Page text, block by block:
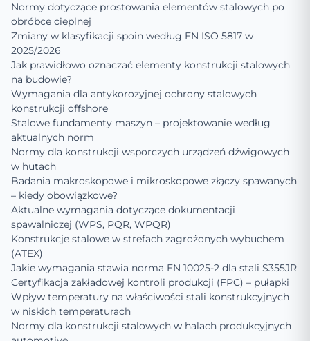
Normy dotyczące prostowania elementów stalowych po
obróbce cieplnej
Zmiany w klasyfikacji spoin według EN ISO 5817 w
2025/2026
Jak prawidłowo oznaczać elementy konstrukcji stalowych
na budowie?
Wymagania dla antykorozyjnej ochrony stalowych
konstrukcji offshore
Stalowe fundamenty maszyn – projektowanie według
aktualnych norm
Normy dla konstrukcji wsporczych urządzeń dźwigowych
w hutach
Badania makroskopowe i mikroskopowe złączy spawanych
– kiedy obowiązkowe?
Aktualne wymagania dotyczące dokumentacji
spawalniczej (WPS, PQR, WPQR)
Konstrukcje stalowe w strefach zagrożonych wybuchem
(ATEX)
Jakie wymagania stawia norma EN 10025-2 dla stali S355JR
Certyfikacja zakładowej kontroli produkcji (FPC) – pułapki
Wpływ temperatury na właściwości stali konstrukcyjnych
w niskich temperaturach
Normy dla konstrukcji stalowych w halach produkcyjnych